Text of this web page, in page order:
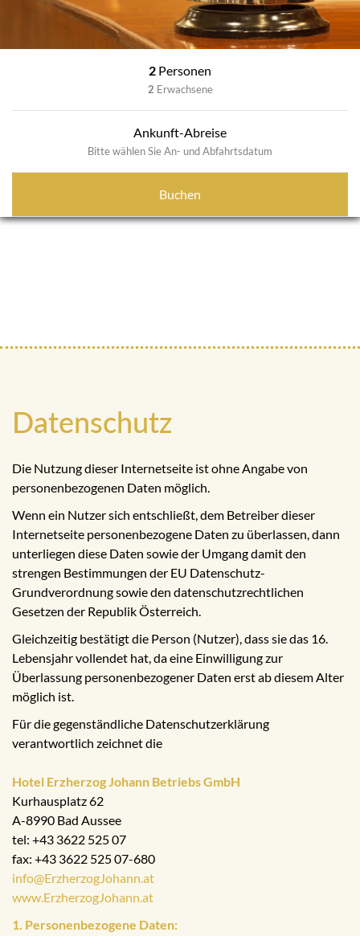
2 Personen
2 Erwachsene
Ankunft-Abreise
Bitte wählen Sie An- und Abfahrtsdatum
Buchen
Datenschutz
Die Nutzung dieser Internetseite ist ohne Angabe von
personenbezogenen Daten möglich.
Wenn ein Nutzer sich entschließt, dem Betreiber dieser
Internetseite personenbezogene Daten zu überlassen, dann
unterliegen diese Daten sowie der Umgang damit den
strengen Bestimmungen der EU Datenschutz-
Grundverordnung sowie den datenschutzrechtlichen
Gesetzen der Republik Österreich.
Gleichzeitig bestätigt die Person (Nutzer), dass sie das 16.
Lebensjahr vollendet hat, da eine Einwilligung zur
Überlassung personenbezogener Daten erst ab diesem Alter
möglich ist.
Für die gegenständliche Datenschutzerklärung
verantwortlich zeichnet die
Hotel Erzherzog Johann Betriebs GmbH
Kurhausplatz 62
A-8990 Bad Aussee
tel: +43 3622 525 07
fax: +43 3622 525 07-680
info@ErzherzogJohann.at
www.ErzherzogJohann.at
1. Personenbezogene Daten: